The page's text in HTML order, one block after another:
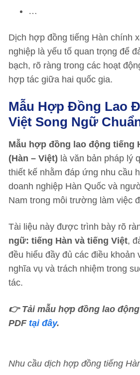
…
Dịch hợp đồng tiếng Hàn chính
nghiệp là yếu tố quan trọng để
bạch, rõ ràng trong các hoạt
hợp tác giữa hai quốc gia.
Mẫu Hợp Đồng Lao
Việt Song Ngữ
Mẫu hợp đồng lao động tiếng
(Hàn – Việt) là văn bản pháp lý
thiết kế nhằm đáp ứng nhu cầu
doanh nghiệp Hàn Quốc và
Nam trong môi trường làm việc
Tài liệu này được trình bày rõ
ngữ: tiếng Hàn và tiếng Việt,
đều hiểu đầy đủ các điều khoản
nghĩa vụ và trách nhiệm trong
tác.
👉 Tải mẫu hợp đồng lao
PDF tại đây.
Nhu cầu dịch hợp đồng tiếng